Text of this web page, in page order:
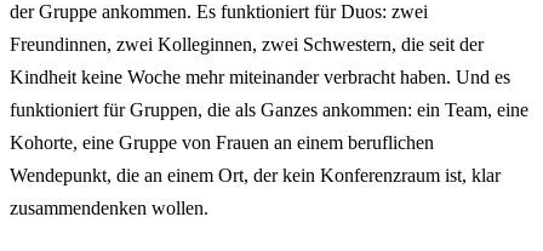
der Gruppe ankommen. Es funktioniert für Duos: zwei
Freundinnen, zwei Kolleginnen, zwei Schwestern, die seit der
Kindheit keine Woche mehr miteinander verbracht haben. Und es
funktioniert für Gruppen, die als Ganzes ankommen: ein Team, eine
Kohorte, eine Gruppe von Frauen an einem beruflichen
Wendepunkt, die an einem Ort, der kein Konferenzraum ist, klar
zusammendenken wollen.